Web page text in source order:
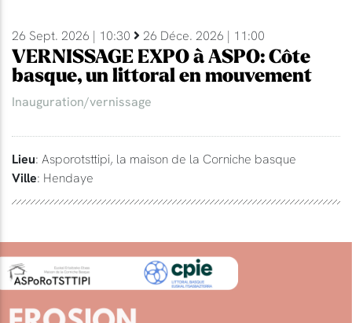
26 Sept. 2026 | 10:30 26 Déce. 2026 | 11:00
VERNISSAGE EXPO à ASPO: Côte
basque, un littoral en mouvement
Inauguration/vernissage
Lieu: Asporotsttipi, la maison de la Corniche basque
Ville: Hendaye